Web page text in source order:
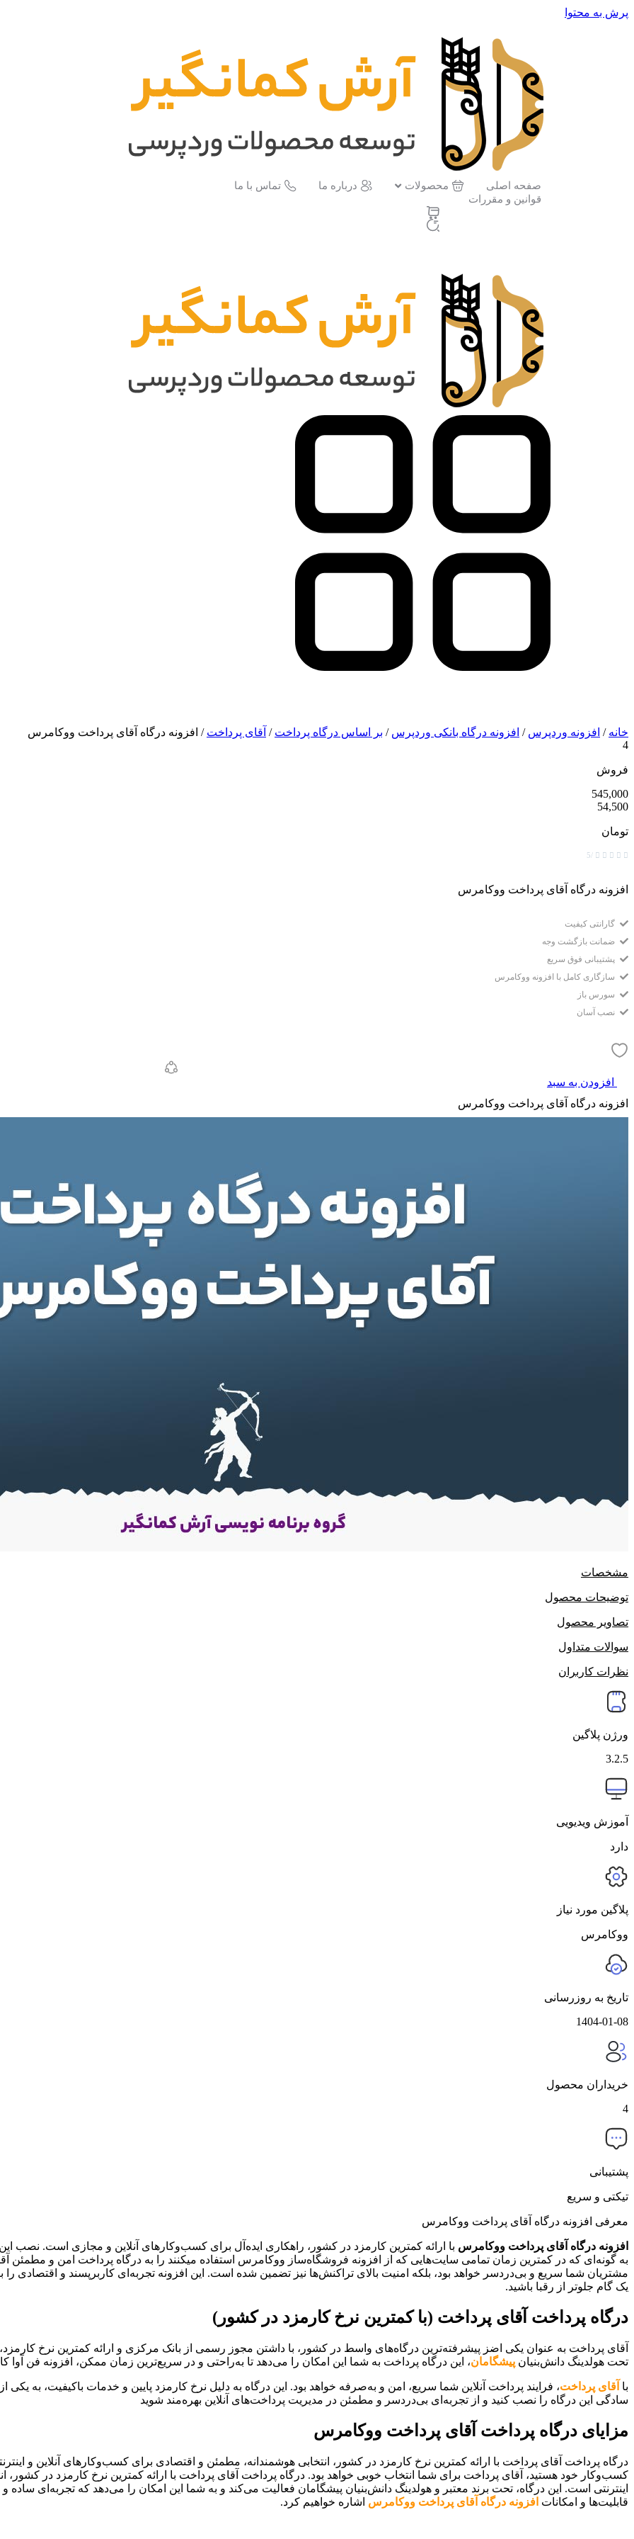
پرش به محتوا
صفحه اصلی محصولات درباره ما
تماس با ما
قوانین و مقررات
خانه / افزونه وردپرس / افزونه درگاه بانکی وردپرس / بر اساس درگاه پرداخت / آقای پرداخت / افزونه درگاه آقای پرداخت ووکامرس
4
فروش
545,000
54,500
تومان





/5
افزونه درگاه آقای پرداخت ووکامرس
گارانتی کیفیت
ضمانت بازگشت وجه
پشتیبانی فوق سریع
سازگاری کامل با افزونه ووکامرس
سورس باز
نصب آسان
افزودن به سبد
افزونه درگاه آقای پرداخت ووکامرس
مشخصات
توضیحات محصول
تصاویر محصول
سوالات متداول
نظرات کاربران
ورژن پلاگین
3.2.5
آموزش ویدیویی
دارد
پلاگین مورد نیاز
ووکامرس
تاریخ به روزرسانی
1404-01-08
خریداران محصول
4
پشتیبانی
تیکتی و سریع
معرفی افزونه درگاه آقای پرداخت ووکامرس
افزونه درگاه آقای پرداخت ووکامرس با ارائه کمترین کارمزد در کشور، راهکاری ایده‌آل برای کسب‌وکارهای آنلاین و مجازی است.
به گونه‌ای که در کمترین زمان تمامی سایت‌هایی که از افزونه فروشگاه‌ساز ووکامرس استفاده میکنند را به درگاه پرداخت امن و مطمئن
مشتریان شما سریع و بی‌دردسر خواهد بود، بلکه امنیت بالای تراکنش‌ها نیز تضمین شده است. این افزونه تجربه‌ای کاربرپسند و
یک گام جلوتر از رقبا باشید.
درگاه پرداخت آقای پرداخت (با کمترین نرخ کارمزد در کشور)
آقای پرداخت به عنوان یکی اضز پیشرفته‌ترین درگاه‌های واسط در کشور، با داشتن مجوز رسمی از بانک مرکزی و ارائه کمترین نرخ
تحت هولدینگ دانش‌بنیان پیشگامان، این درگاه پرداخت به شما این امکان را می‌دهد تا به‌راحتی و در سریع‌ترین زمان ممکن، افزونه فن
با آقای پرداخت، فرایند پرداخت آنلاین شما سریع، امن و به‌صرفه خواهد بود. این درگاه به دلیل نرخ کارمزد پایین و خدمات باکیفیت، به
سادگی این درگاه را نصب کنید و از تجربه‌ای بی‌دردسر و مطمئن در مدیریت پرداخت‌های آنلاین بهره‌مند شوید
مزایای درگاه پرداخت آقای پرداخت ووکامرس
درگاه پرداخت آقای پرداخت با ارائه کمترین نرخ کارمزد در کشور، انتخابی هوشمندانه، مطمئن و اقتصادی برای کسب‌وکارهای آنلاین و
کسب‌وکار خود هستید، آقای پرداخت برای شما انتخاب خوبی خواهد بود. درگاه پرداخت آقای پرداخت با ارائه کمترین نرخ کارمزد در کشور،
اینترنتی است. این درگاه، تحت برند معتبر و هولدینگ دانش‌بنیان پیشگامان فعالیت می‌کند و به شما این امکان را می‌دهد که تجربه‌ای ساده
قابلیت‌ها و امکانات افزونه درگاه آقای پرداخت ووکامرس اشاره خواهیم کرد.